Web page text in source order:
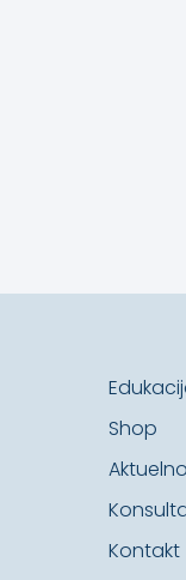
Shop
Aktuelno
Kontakt